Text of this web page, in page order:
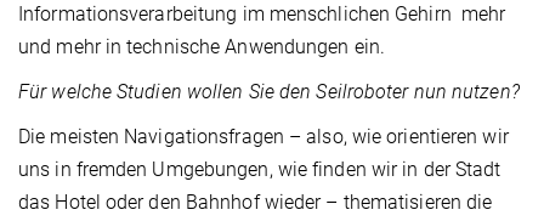
Informationsverarbeitung im menschlichen Gehirn mehr
und mehr in technische Anwendungen ein.
Für welche Studien wollen Sie den Seilroboter nun nutzen?
Die meisten Navigationsfragen – also, wie orientieren wir
uns in fremden Umgebungen, wie finden wir in der Stadt
das Hotel oder den Bahnhof wieder – thematisieren die